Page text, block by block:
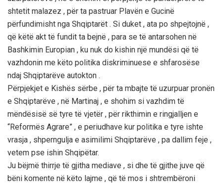
shtetit malazez , për ta pastruar Plavën e Gucinë
përfundimisht nga Shqiptarët . Si duket , ata po shpejtojnë ,
që këtë akt të fundit ta bejnë , para se të antarsohen në
Bashkimin Europian , ku nuk do kishin një mundësi që të
vazhdonin me këto politika diskriminuese e shfarosëse
ndaj Shqiptarëve autokton .
Përpjekjet e Kishës sërbe , për ta mbajte të uzurpuar pronën
e Shqiptarëve , në Martinaj , e shohim si vazhdim të
mëndësisë së tyre të vjetër , për rikthimin e ringjalljen e
“Reformës Agrare” , e periudhave kur politika e tyre ishte
vrasja , shperngulja e asimilimi Shqiptarëve , pa dallim feje ,
vetem pse ishin Shqipëtar.
Ju bëjmë thirrje të gjitha mediave , si dhe të gjithe juve që
bëni komente në këto lajme , që të mos i shtrembëroni